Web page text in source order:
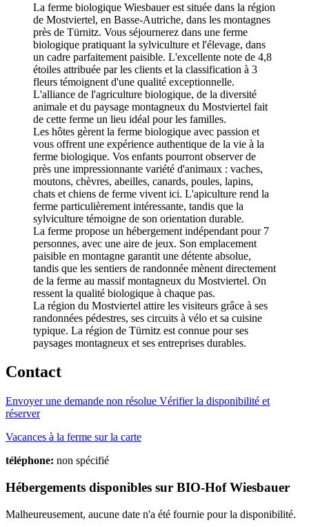
La ferme biologique Wiesbauer est située dans la région
de Mostviertel, en Basse-Autriche, dans les montagnes
près de Türnitz. Vous séjournerez dans une ferme
biologique pratiquant la sylviculture et l'élevage, dans
un cadre parfaitement paisible. L'excellente note de 4,8
étoiles attribuée par les clients et la classification à 3
fleurs témoignent d'une qualité exceptionnelle.
L'alliance de l'agriculture biologique, de la diversité
animale et du paysage montagneux du Mostviertel fait
de cette ferme un lieu idéal pour les familles.
Les hôtes gèrent la ferme biologique avec passion et
vous offrent une expérience authentique de la vie à la
ferme biologique. Vos enfants pourront observer de
près une impressionnante variété d'animaux : vaches,
moutons, chèvres, abeilles, canards, poules, lapins,
chats et chiens de ferme vivent ici. L'apiculture rend la
ferme particulièrement intéressante, tandis que la
sylviculture témoigne de son orientation durable.
La ferme propose un hébergement indépendant pour 7
personnes, avec une aire de jeux. Son emplacement
paisible en montagne garantit une détente absolue,
tandis que les sentiers de randonnée mènent directement
de la ferme au massif montagneux du Mostviertel. On
ressent la qualité biologique à chaque pas.
La région du Mostviertel attire les visiteurs grâce à ses
randonnées pédestres, ses circuits à vélo et sa cuisine
typique. La région de Türnitz est connue pour ses
paysages montagneux et ses entreprises durables.
Contact
Envoyer une demande non résolue Vérifier la disponibilité et
réserver
Vacances à la ferme sur la carte
téléphone: non spécifié
Hébergements disponibles sur BIO-Hof Wiesbauer
Malheureusement, aucune date n'a été fournie pour la disponibilité.